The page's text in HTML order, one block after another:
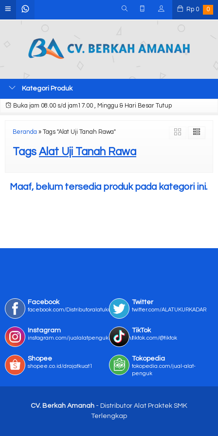
Rp 0 0
Kategori Produk
Buka jam 08.00 s/d jam17.00 , Minggu & Hari Besar Tutup
Beranda » Tags "Alat Uji Tanah Rawa"
Tags Alat Uji Tanah Rawa
Maaf, belum tersedia produk pada kategori ini.
Facebook
facebook.com/Distributoralatukur
Twitter
twitter.com/ALATUKURKADAR
Instagram
instagram.com/jualalatpengukurmurah/
TikTok
tiktok.com/@tiktok
Shopee
shopee.co.id/drajatkuat1
Tokopedia
tokopedia.com/jual-alat-
penguk
CV. Berkah Amanah - Distributor Alat Praktek SMK
Terlengkap